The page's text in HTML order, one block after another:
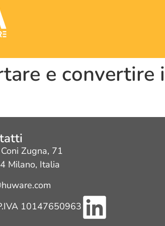
e convertire
Zugna, 71
Milano, Italia
10147650963